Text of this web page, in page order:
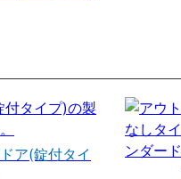
ア(錠付タイ